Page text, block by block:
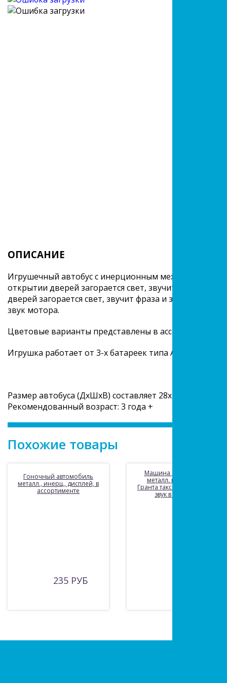
ОПИСАНИЕ
Игрушечный автобус с инерционным механизмом
открытии дверей загорается свет, звучит фраза на
дверей загорается свет, звучит фраза и звук. При
звук мотора.
Цветовые варианты представлены в ассортименте.
Игрушка работает от 3-х батареек типа АG13 на 1,5 V
Размер автобуса (ДхШхВ) составляет 28х5,5х6,5 см.
Рекомендованный возраст: 3 года +
Похожие товары
Гоночный автомобиль
металл., инерц., дисплей, в
ассортименте
235 РУБ
Машина «Технопарк»
металл. инерц. Лада
Гранта такси 12,5 см, свет+
звук в русс. кор